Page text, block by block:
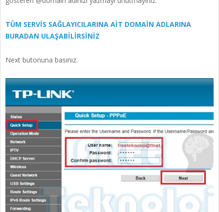
TÜM SERVİS SAĞLAYICILARINA AİT DOMAİN ADLARINA
BURADAN ULAŞABİLİRSİNİZ
Next butonuna basınız.